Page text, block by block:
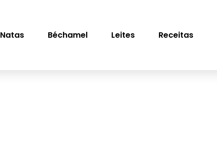
Natas Béchamel Leites Receitas